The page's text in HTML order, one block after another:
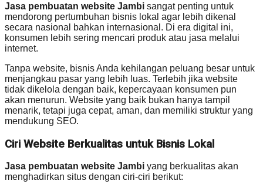
Jasa pembuatan website Jambi sangat penting untuk
mendorong pertumbuhan bisnis lokal agar lebih dikenal
secara nasional bahkan internasional. Di era digital ini,
konsumen lebih sering mencari produk atau jasa melalui
internet.
Tanpa website, bisnis Anda kehilangan peluang besar untuk
menjangkau pasar yang lebih luas. Terlebih jika website
tidak dikelola dengan baik, kepercayaan konsumen pun
akan menurun. Website yang baik bukan hanya tampil
menarik, tetapi juga cepat, aman, dan memiliki struktur yang
mendukung SEO.
Ciri Website Berkualitas untuk Bisnis Lokal
Jasa pembuatan website Jambi yang berkualitas akan
menghadirkan situs dengan ciri-ciri berikut: